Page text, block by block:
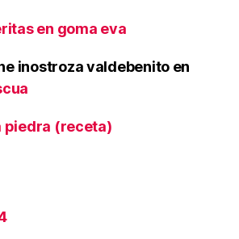
en goma eva
inostroza valdebenito en
piedra (receta)